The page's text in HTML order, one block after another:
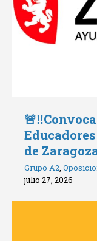
de
Grupo A2,
julio 27, 2026